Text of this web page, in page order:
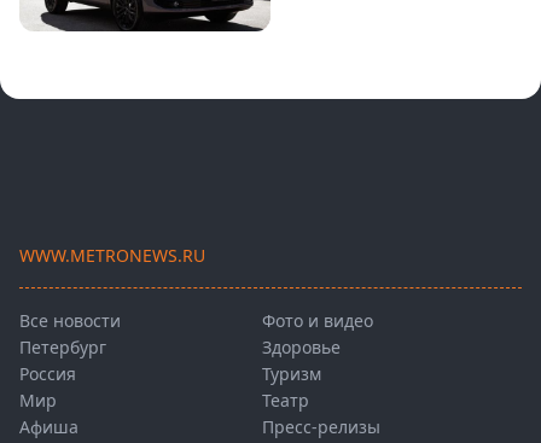
WWW.METRONEWS.RU
Все новости
Петербург
Россия
Мир
Афиша
Фото и видео
Здоровье
Туризм
Театр
Пресс-релизы